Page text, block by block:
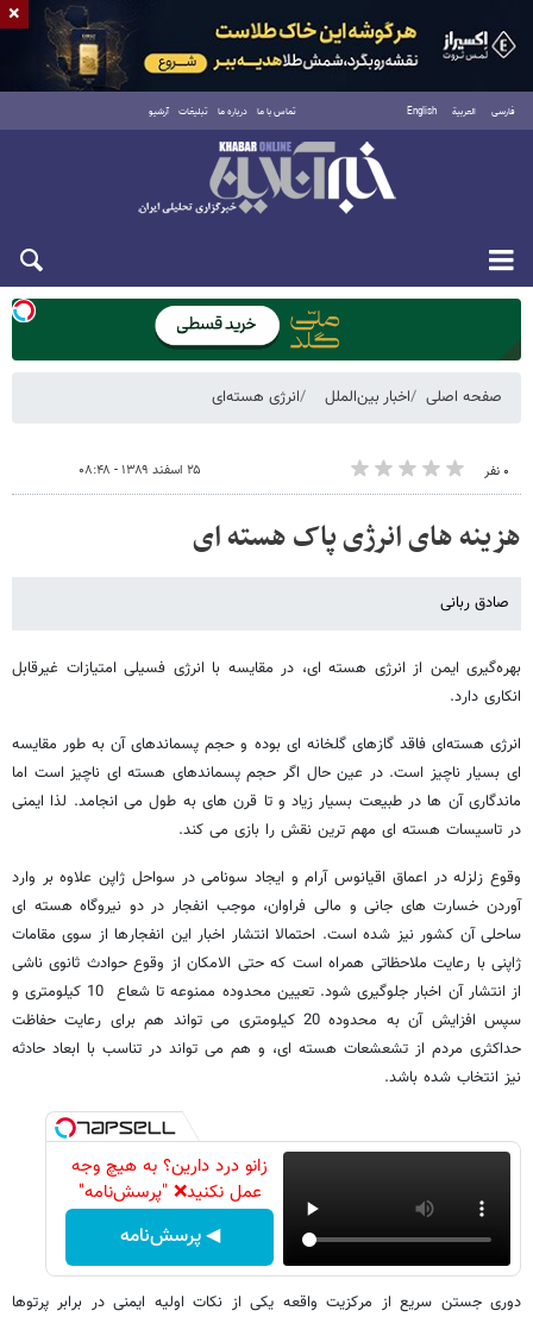
فارسی العربية English تماس با ما درباره ما تبلیغات آرشیو
یکشنبه ۱۸ مرداد ۱۴۰۵
صفحه اصلی اخبار بین‌الملل انرژی هسته‌ای
۰ نفر ۲۵ اسفند ۱۳۸۹ - ۰۸:۴۸
هزینه های انرژی پاک هسته ای
صادق ربانی
بهره‌گیری ایمن از انرژی هسته ای، در مقایسه با انرژی فسیلی امتیازات غیرقابل
انکاری دارد.
انرژی هسته‌ای فاقد گازهای گلخانه ای بوده و حجم پسماندهای آن به طور مقایسه
ای بسیار ناچیز است. در عین حال اگر حجم پسماندهای هسته ای ناچیز است اما
ماندگاری آن ها در طبیعت بسیار زیاد و تا قرن های به طول می انجامد. لذا ایمنی
در تاسیسات هسته ای مهم ترین نقش را بازی می کند.
وقوع زلزله در اعماق اقیانوس آرام و ایجاد سونامی در سواحل ژاپن علاوه بر وارد
آوردن خسارت های جانی و مالی فراوان، موجب انفجار در دو نیروگاه هسته ای
ساحلی آن کشور نیز شده است. احتمالا انتشار اخبار این انفجارها از سوی مقامات
ژاپنی با رعایت ملاحظاتی همراه است که حتی الامکان از وقوع حوادث ثانوی ناشی
از انتشار آن اخبار جلوگیری شود. تعیین محدوده ممنوعه تا شعاع 10 کیلومتری و
سپس افزایش آن به محدوده 20 کیلومتری می تواند هم برای رعایت حفاظت
حداکثری مردم از تشعشعات هسته ای، و هم می تواند در تناسب با ابعاد حادثه
نیز انتخاب شده باشد.
زانو درد دارین؟ به هیچ وجه
عمل نکنید❌ "پرسش‌نامه"
◀ پرسش‌نامه
دوری جستن سریع از مرکزیت واقعه یکی از نکات اولیه ایمنی در برابر پرتوها
×